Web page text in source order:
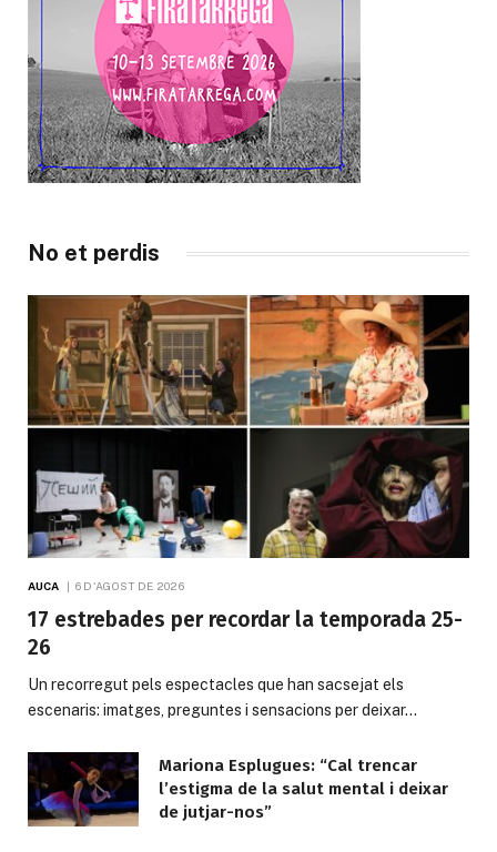
No et perdis
AUCA 6 D'AGOST DE 2026
17 estrebades per recordar la temporada 25-
26
Un recorregut pels espectacles que han sacsejat els
escenaris: imatges, preguntes i sensacions per deixar…
Mariona Esplugues: “Cal trencar
l’estigma de la salut mental i deixar
de jutjar-nos”